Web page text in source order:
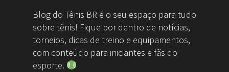
Blog do Tênis BR é o seu espaço para tudo
sobre tênis! Fique por dentro de notícias,
torneios, dicas de treino e equipamentos,
com conteúdo para iniciantes e fãs do
esporte.